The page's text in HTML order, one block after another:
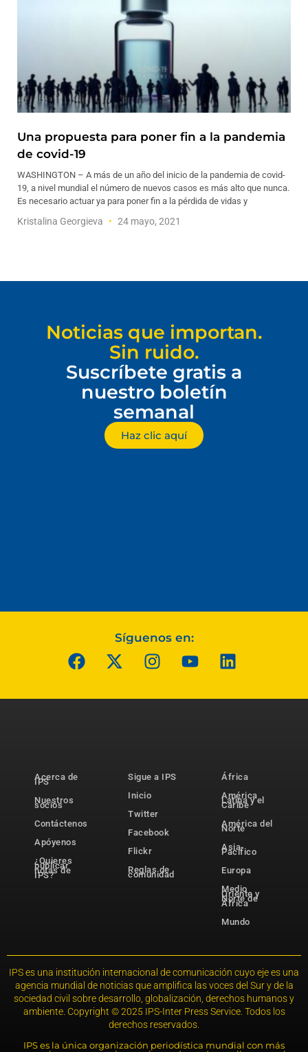
Una propuesta para poner fin a la pandemia
de covid-19
WASHINGTON – A más de un año del inicio de la pandemia de covid-
19, a nivel mundial el número de nuevos casos es más alto que nunca.
Es necesario actuar ya para poner fin a la pérdida de vidas y
Kristalina Georgieva 24 mayo, 2021
Noticias que importan.
Sin ruido.
Suscríbete gratis a
nuestro boletín
semanal
Haz clic aquí
Síguenos en:
Acerca de
IPS
Nuestros
socios
Contáctenos
Apóyenos
¿Quieres
publicar
notas de
IPS?
Sigue a IPS
Inicio
Twitter
Facebook
Flickr
Reglas de
comunidad
África
América
Latina y el
Caribe
América del
Norte
Asia-
Pacífico
Europa
Medio
Oriente y
Norte de
África
Mundo
IPS es una institución internacional de comunicación cuyo eje es una
agencia mundial de noticias que amplifica las voces del Sur y de la
sociedad civil sobre desarrollo, globalización, derechos humanos y
ambiente. Copyright © 2025 IPS-Inter Press Service. Todos los
derechos reservados.
IPS es la única organización periodística mundial con más